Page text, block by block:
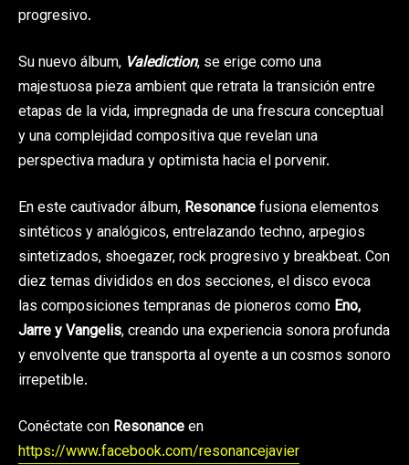
progresivo.
Su nuevo álbum, Valediction, se erige como una
majestuosa pieza ambient que retrata la transición entre
etapas de la vida, impregnada de una frescura conceptual
y una complejidad compositiva que revelan una
perspectiva madura y optimista hacia el porvenir.
En este cautivador álbum, Resonancefusiona elementos
sintéticos y analógicos, entrelazando techno, arpegios
sintetizados, shoegazer, rock progresivo y breakbeat. Con
diez temas divididos en dos secciones, el disco evoca
las composiciones tempranas de pioneros como Eno,
Jarre y Vangelis, creando una experiencia sonora profunda
y envolvente que transporta al oyente a un cosmos sonoro
irrepetible.
Conéctate con Resonanceen
https://www.facebook.com/resonancejavier